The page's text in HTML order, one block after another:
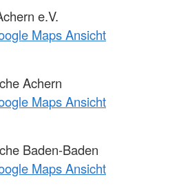
e.V.
Maps Ansicht
Achern
Maps Ansicht
Baden-Baden
Maps Ansicht